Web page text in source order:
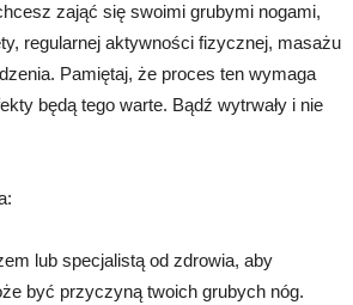
zająć się swoimi grubymi nogami,
regularnej aktywności fizycznej, masażu
Pamiętaj, że proces ten wymaga
będą tego warte. Bądź wytrwały i nie
lub specjalistą od zdrowia, aby
być przyczyną twoich grubych nóg.